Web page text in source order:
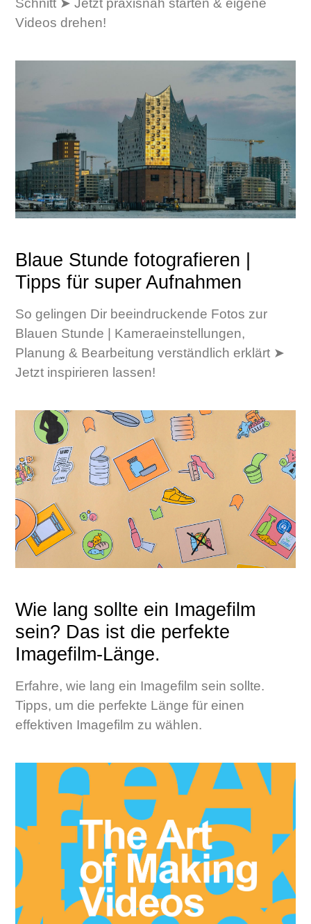
Schnitt ➤ Jetzt praxisnah starten & eigene
Videos drehen!
Blaue Stunde fotografieren |
Tipps für super Aufnahmen
So gelingen Dir beeindruckende Fotos zur
Blauen Stunde | Kameraeinstellungen,
Planung & Bearbeitung verständlich erklärt ➤
Jetzt inspirieren lassen!
Wie lang sollte ein Imagefilm
sein? Das ist die perfekte
Imagefilm-Länge.
Erfahre, wie lang ein Imagefilm sein sollte.
Tipps, um die perfekte Länge für einen
effektiven Imagefilm zu wählen.